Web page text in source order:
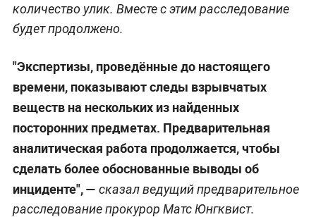
количество улик. Вместе с этим расследование
будет продолжено.
"Экспертизы, проведённые до настоящего
времени, показывают следы взрывчатых
веществ на нескольких из найденных
посторонних предметах. Предварительная
аналитическая работа продолжается, чтобы
сделать более обоснованные выводы об
инциденте", — сказал ведущий предварительное
расследование прокурор Матс Юнгквист.